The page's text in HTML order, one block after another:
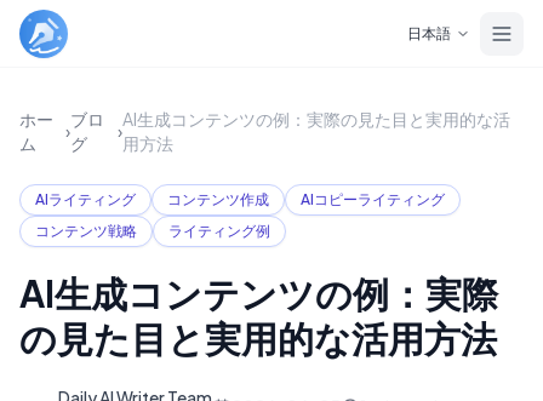
日本語
ホー
ム
›
ブロ
グ
›
AI生成コンテンツの例：実際の見た目と実用的な活
用方法
AIライティング コンテンツ作成
AIコピーライティング
コンテンツ戦略
ライティング例
AI生成コンテンツの例：実際
の見た目と実用的な活用方法